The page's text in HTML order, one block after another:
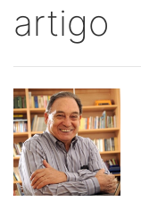
artigo